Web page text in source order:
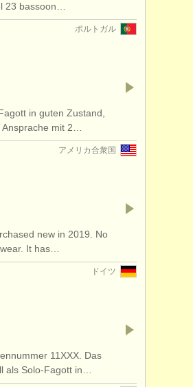
23 bassoon…
ポルトガル
in guten Zustand,
mit 2…
アメリカ合衆国
new in 2019. No
It has…
ドイツ
11XXX. Das
als Solo-Fagott in…